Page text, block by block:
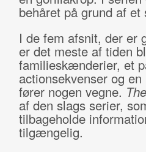
behåret på grund af et
I de fem afsnit, der er
er det meste af tiden
familieskænderier, et
actionsekvenser og
fører nogen vegne.
af den slags serier,
tilbageholde
tilgængelig.